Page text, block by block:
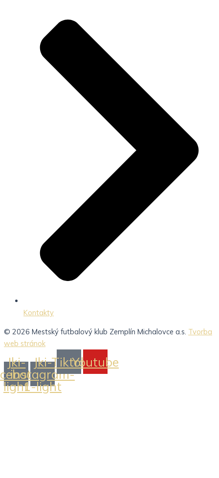
Kontakty
© 2026 Mestský futbalový klub Zemplín Michalovce a.s. Tvorba
web stránok
Jki-
light
Jki-
instagram-
1-light
TiktokYoutube